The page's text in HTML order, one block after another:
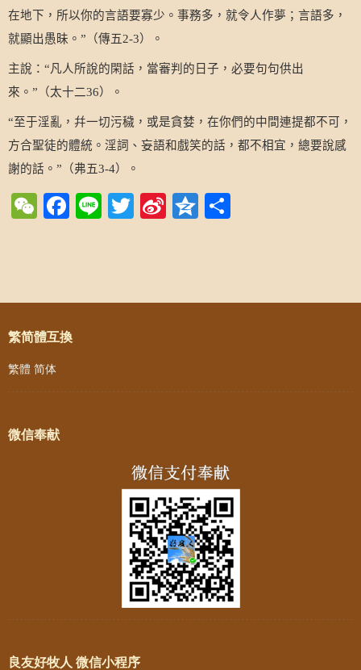
在地下，所以你的言語要寡少。事務多，就令人作夢；言語多，
就顯出愚昧。 ” （傳五2-3）。
主說： “凡人所說的閑話，當審判的日子，必要句句供出
來。 ” （太十二36）。
“至于淫亂，幷一切污穢，或是貪婪，在你們的中間連提都不可，
方合聖徒的體統。淫詞、妄語和戲笑的話，都不相宜，總要說感
謝的話。 ” （弗五3-4）。
WeChat
Facebook
LineTwitter
SinaQzone
Post navigation
繁简體互換
繁體 简体
微信奉献
良友好牧人 微信小程序